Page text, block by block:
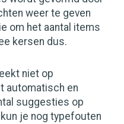
weer te geven
om het aantal items
kersen dus.
niet op
automatisch en
suggesties op
je nog typefouten